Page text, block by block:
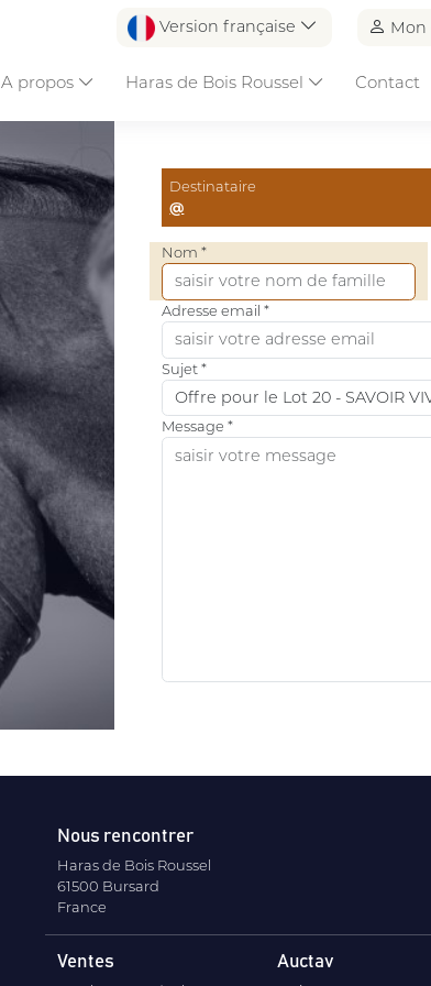
Version française Mon
A propos Haras de Bois Roussel Contact
Destinataire
@
Nom *
Adresse email *
Sujet *
Message *
Nous rencontrer
Haras de Bois Roussel
61500 Bursard
France
Ventes Auctav